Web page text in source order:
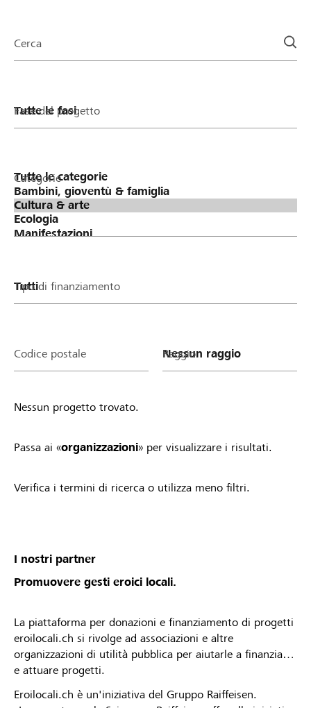
della
Cerca
Fase del progetto
Categorie
Tipo di finanziamento
Codice postale Raggio
Nessun progetto trovato.
Passa ai «organizzazioni» per visualizzare i risultati.
Verifica i termini di ricerca o utilizza meno filtri.
I nostri partner
Promuovere gesti eroici locali.
La piattaforma per donazioni e finanziamento di progetti
eroilocali.ch si rivolge ad associazioni e altre
organizzazioni di utilità pubblica per aiutarle a finanziare
e attuare progetti.
Eroilocali.ch è un'iniziativa del Gruppo Raiffeisen.